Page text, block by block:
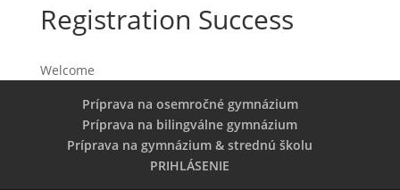
Registration Success
Welcome
Príprava na osemročné gymnázium
Príprava na bilingválne gymnázium
Príprava na gymnázium & strednú školu
PRIHLÁSENIE